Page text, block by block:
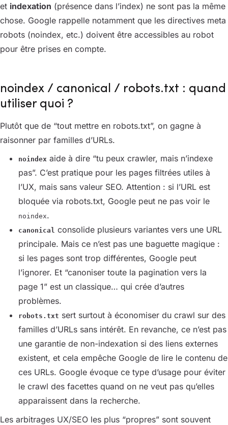
et indexation (présence dans l’index) ne sont pas la même
chose. Google rappelle notamment que les directives meta
robots (noindex, etc.) doivent être accessibles au robot
pour être prises en compte.
noindex / canonical / robots.txt : quand
utiliser quoi ?
Plutôt que de “tout mettre en robots.txt”, on gagne à
raisonner par familles d’URLs.
noindex aide à dire “tu peux crawler, mais n’indexe
pas”. C’est pratique pour les pages filtrées utiles à
l’UX, mais sans valeur SEO. Attention : si l’URL est
bloquée via robots.txt, Google peut ne pas voir le
noindex.
canonical consolide plusieurs variantes vers une URL
principale. Mais ce n’est pas une baguette magique :
si les pages sont trop différentes, Google peut
l’ignorer. Et “canoniser toute la pagination vers la
page 1” est un classique… qui crée d’autres
problèmes.
robots.txt sert surtout à économiser du crawl sur des
familles d’URLs sans intérêt. En revanche, ce n’est pas
une garantie de non-indexation si des liens externes
existent, et cela empêche Google de lire le contenu de
ces URLs. Google évoque ce type d’usage pour éviter
le crawl des facettes quand on ne veut pas qu’elles
apparaissent dans la recherche.
Les arbitrages UX/SEO les plus “propres” sont souvent